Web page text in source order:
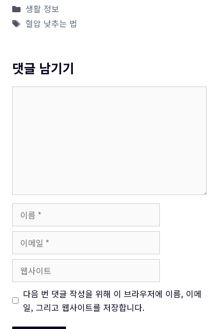
카
테
고
생활 정보
태
혈압 낮추는 법
댓글 남기기
름
메
사
트
다음 번 댓글 작성을 위해 이 브라우저에 이름, 이메
일, 그리고 웹사이트를 저장합니다.